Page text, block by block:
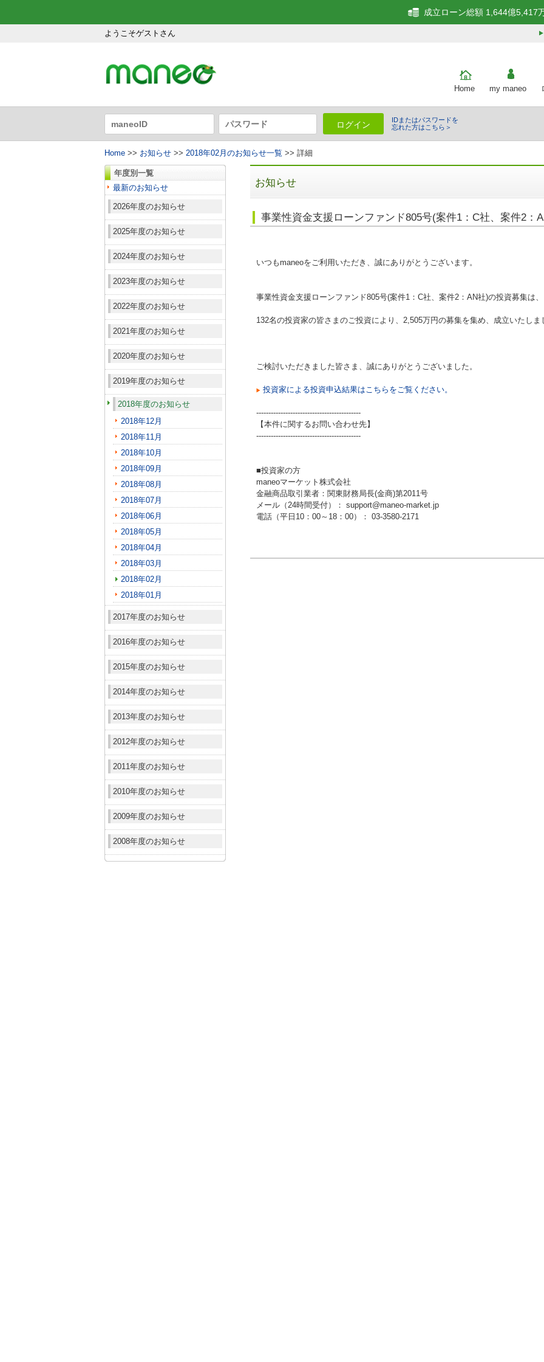
ようこそゲストさん
成立ローン総額 1,644億5,417
Home my maneo
ログイン
IDまたはパスワードを
忘れた方はこちら＞
Home >> お知らせ >> 2018年02月のお知らせ一覧 >> 詳細
年度別一覧
最新のお知らせ
2026年度のお知らせ
2025年度のお知らせ
2024年度のお知らせ
2023年度のお知らせ
2022年度のお知らせ
2021年度のお知らせ
2020年度のお知らせ
2019年度のお知らせ
2018年度のお知らせ
2018年12月
2018年11月
2018年10月
2018年09月
2018年08月
2018年07月
2018年06月
2018年05月
2018年04月
2018年03月
2018年02月
2018年01月
2017年度のお知らせ
2016年度のお知らせ
2015年度のお知らせ
2014年度のお知らせ
2013年度のお知らせ
2012年度のお知らせ
2011年度のお知らせ
2010年度のお知らせ
2009年度のお知らせ
2008年度のお知らせ
お知らせ
事業性資金支援ローンファンド805号(案件1：C社、案件2：
いつもmaneoをご利用いただき、誠にありがとうございます。
事業性資金支援ローンファンド805号(案件1：C社、案件2：AN社)の投資募集は、
132名の投資家の皆さまのご投資により、2,505万円の募集を集め、成立いたしま
ご検討いただきました皆さま、誠にありがとうございました。
投資家による投資申込結果はこちらをご覧ください。
-------------------------------------------
【本件に関するお問い合わせ先】
-------------------------------------------
■投資家の方
maneoマーケット株式会社
金融商品取引業者：関東財務局長(金商)第2011号
メール（24時間受付）： support@maneo-market.jp
電話（平日10：00～18：00）： 03-3580-2171